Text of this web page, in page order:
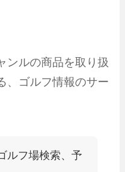
ンルの商品を取り扱
、ゴルフ情報のサー
ルフ場検索、予